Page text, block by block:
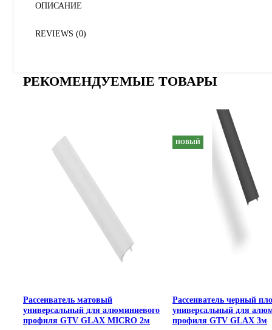
ОПИСАНИЕ
REVIEWS (0)
РЕКОМЕНДУЕМЫЕ ТОВАРЫ
Рассеиватель матовый
универсальный для алюминиевого
профиля GTV GLAX MICRO 2м
НОВЫЙ
Рассеиватель черный
универсальный для
профиля GTV GLAX 3м